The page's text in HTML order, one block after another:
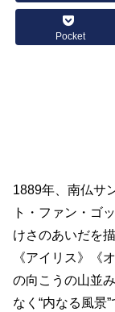
Pocket
1889年、南仏サ
ト・ファン・ゴ
けさのあいだを
《アイリス》《
の向こうの山並
なく“内なる風景”